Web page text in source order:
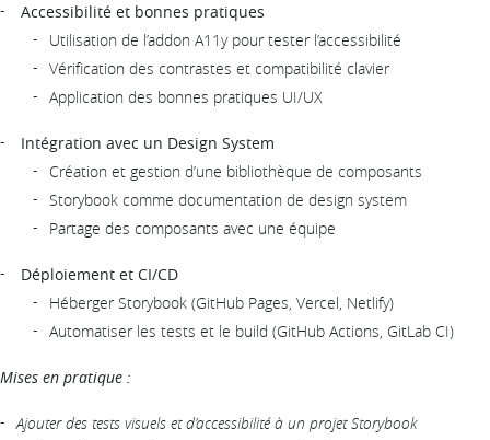
Accessibilité et bonnes pratiques
Utilisation de l’addon A11y pour tester l’accessibilité
Vérification des contrastes et compatibilité clavier
Application des bonnes pratiques UI/UX
Intégration avec un Design System
Création et gestion d’une bibliothèque de composants
Storybook comme documentation de design system
Partage des composants avec une équipe
Déploiement et CI/CD
Héberger Storybook (GitHub Pages, Vercel, Netlify)
Automatiser les tests et le build (GitHub Actions, GitLab CI)
Mises en pratique :
Ajouter des tests visuels et d’accessibilité à un projet Storybook